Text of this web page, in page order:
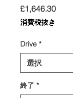
£1,646.30価
消費税抜き
Drive *
終了 *